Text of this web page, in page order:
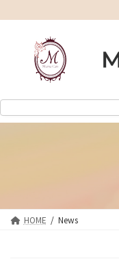
ン
キ
ッ
ビ
に
移
ン
ク
HOME News